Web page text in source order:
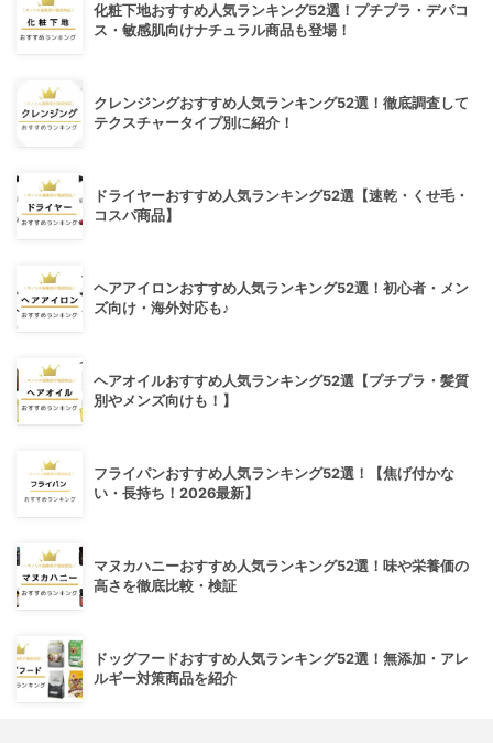
化粧下地おすすめ人気ランキング52選！プチプラ・デパコ
ス・敏感肌向けナチュラル商品も登場！
クレンジングおすすめ人気ランキング52選！徹底調査して
テクスチャータイプ別に紹介！
ドライヤーおすすめ人気ランキング52選【速乾・くせ毛・
コスパ商品】
ヘアアイロンおすすめ人気ランキング52選！初心者・メン
ズ向け・海外対応も♪
ヘアオイルおすすめ人気ランキング52選【プチプラ・髪質
別やメンズ向けも！】
フライパンおすすめ人気ランキング52選！【焦げ付かな
い・長持ち！2026最新】
マヌカハニーおすすめ人気ランキング52選！味や栄養価の
高さを徹底比較・検証
ドッグフードおすすめ人気ランキング52選！無添加・アレ
ルギー対策商品を紹介